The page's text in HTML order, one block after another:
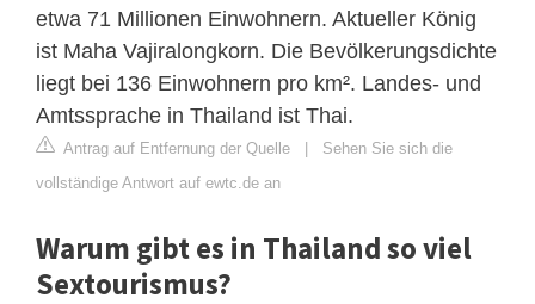
etwa 71 Millionen Einwohnern. Aktueller König
ist Maha Vajiralongkorn. Die Bevölkerungsdichte
liegt bei 136 Einwohnern pro km². Landes- und
Amtssprache in Thailand ist Thai.
Antrag auf Entfernung der Quelle | Sehen Sie sich die
vollständige Antwort auf ewtc.de an
Warum gibt es in Thailand so viel
Sextourismus?